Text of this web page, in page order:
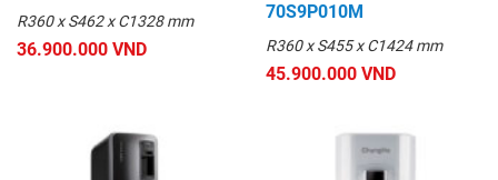
R360 x S462 x C1328 mm
36.900.000 VND
70S9P010M
R360 x S455 x C1424 mm
45.900.000 VND